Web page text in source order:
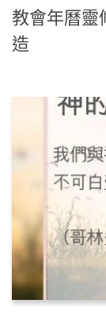
教會年曆靈
造